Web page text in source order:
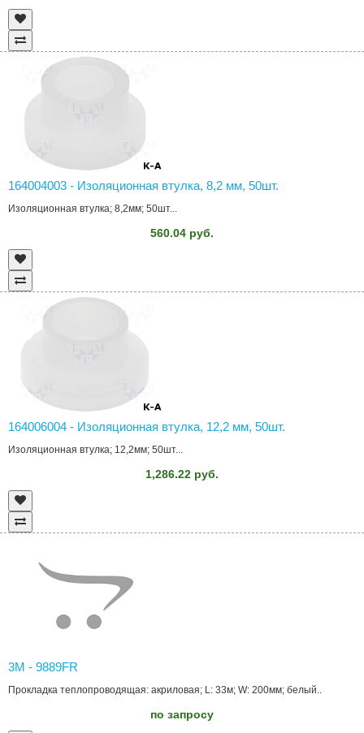
164004003 - Изоляционная втулка, 8,2 мм, 50шт.
Изоляционная втулка; 8,2мм; 50шт...
560.04 руб.
164006004 - Изоляционная втулка, 12,2 мм, 50шт.
Изоляционная втулка; 12,2мм; 50шт...
1,286.22 руб.
3M - 9889FR
Прокладка теплопроводящая: акриловая; L: 33м; W: 200мм; белый..
по запросу